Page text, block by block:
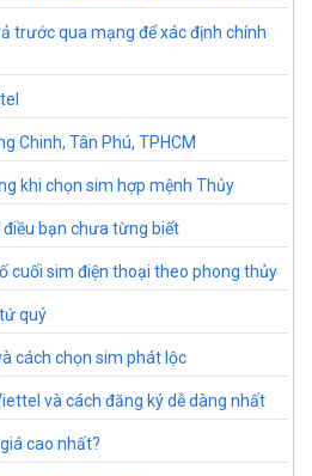
trước qua mạng để xác định chính
Chinh, Tân Phú, TPHCM
khi chọn sim hợp mệnh Thủy
bạn chưa từng biết
cuối sim điện thoại theo phong thủy
quý
cách chọn sim phát lộc
và cách đăng ký dễ dàng nhất
cao nhất?